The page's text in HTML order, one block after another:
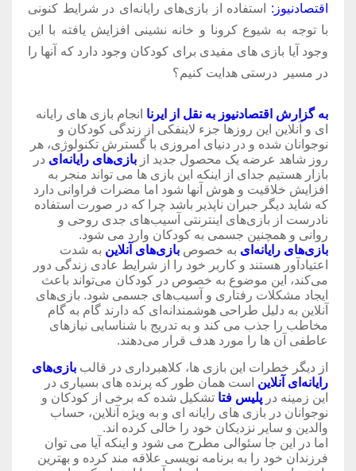
اقتصادنیوز:
استفاده از بازی‌های رایانه‌ای در شرایط کنونی
با توجه به شیوع کرونا و خانه نشینی افزایش یافته با این
وجود آیا بازی های مفیدی برای کودکان وجود دارد که آنها را
در مسیر
درستی هدایت کنیم؟
به گزارش اقتصادنیوز به نقل از ایرنا انجام بازی های رایانه
ای و آنلاین این روزها جزء لاینفکی از زندگی کودکان و
نوجوانان شده و در دنیای امروزی با گسترش تکنولوژی، هر
روز شاهد عرضه یک محصول جدید از بازی‌های رایانه‌ای در
بازار هستیم جدای از اینکه این بازی ها می تواند منجر به
افزایش خلاقیت و هوش آنها شود اما مضرات فراوانی دارد
که شاید دیگر جبران ناپذیر باشد چرا که در صورت استفاده
نادرست از بازی‌های اینترنتی آسیب‌های جدی روحی و
روانی و همچنین جسمی به کودکان وارد می شود.
بازی‌های رایانه‌ای به خصوص بازی‌های آنلاین به شدت
اعتیادآور هستند و کاربر خود را از شرایط عادی زندگی دور
می‌کند، این موضوع به خصوص در کودکان می‌تواند باعث
ایجاد مشکلات رفتاری و آسیب‌های جسمی شود. بازی‌های
آنلاین به دلیل طراحی هوشمندانه‌ای که دارند گام به گام
مخاطب را جذب می کند و به تدریج با شناسایی نیازهای
عاطفی آن ها را مورد هدف قرار می‌دهند.
از دیگر خطرات این بازی ها، کلاهبرداری در قالب بازی‌های
رایانه‌ای آنلاین است همان طور که پرنده های بسیاری در
این زمینه در پلیس فتا تشکیل شده که برخی از کودکان و
نوجوانان در بازی های رایانه ای و به ویژه آنلاین، حساب
والدین و سایر نزدیکان خود را خالی کرده اند.
اما در این جا سئوالی مطرح می شود و اینکه آیا می توان
فرزندان خود را به برنامه نویسی علاقه مند کرده و بهترین